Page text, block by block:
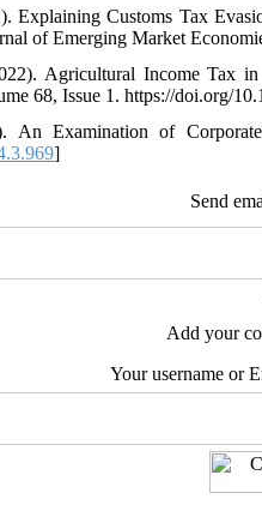
Explaining Customs Tax
of Emerging Market
Agricultural Income Tax
68, Issue 1. https://doi.org/
An Examination of
]
Send
Add your
Your username or